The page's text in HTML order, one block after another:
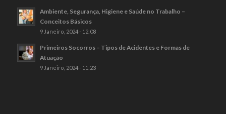
Ambiente, Segurança, Higiene e Saúde no Trabalho –
Conceitos Básicos
9 Janeiro, 2024 - 12:08
Primeiros Socorros – Tipos de Acidentes e Formas de
Atuação
9 Janeiro, 2024 - 11:23